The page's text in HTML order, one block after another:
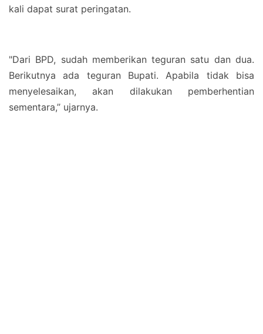
kali dapat surat peringatan.
"Dari BPD, sudah memberikan teguran satu dan dua.
Berikutnya ada teguran Bupati. Apabila tidak bisa
menyelesaikan, akan dilakukan pemberhentian
sementara,’’ ujarnya.